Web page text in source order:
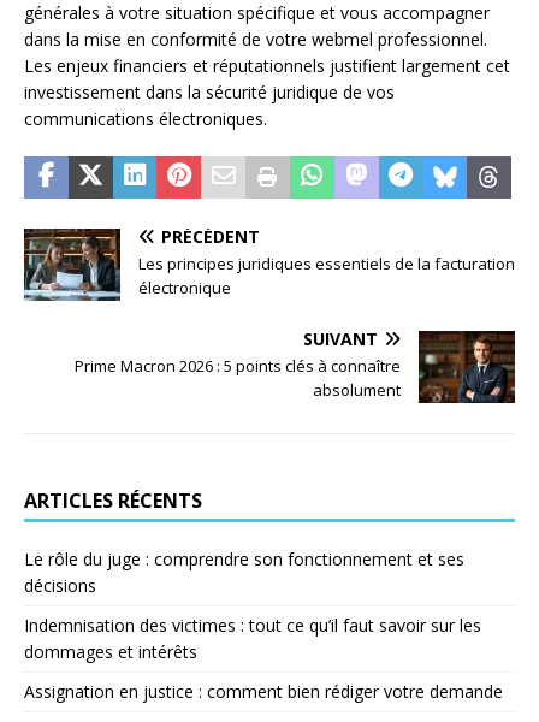
générales à votre situation spécifique et vous accompagner
dans la mise en conformité de votre webmel professionnel.
Les enjeux financiers et réputationnels justifient largement cet
investissement dans la sécurité juridique de vos
communications électroniques.
PRÉCÉDENT
Les principes juridiques essentiels de la facturation
électronique
SUIVANT
Prime Macron 2026 : 5 points clés à connaître
absolument
ARTICLES RÉCENTS
Le rôle du juge : comprendre son fonctionnement et ses
décisions
Indemnisation des victimes : tout ce qu’il faut savoir sur les
dommages et intérêts
Assignation en justice : comment bien rédiger votre demande